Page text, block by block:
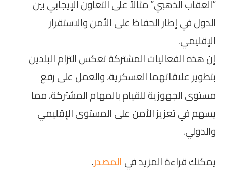
“العقاب الذهبي” مثالاً على التعاون الإيجابي بين
الدول في إطار الحفاظ على الأمن والاستقرار
الإقليمي.
إن هذه الفعاليات المشتركة تعكس التزام البلدين
بتطوير علاقاتهما العسكرية، والعمل على رفع
مستوى الجهوزية للقيام بالمهام المشتركة، مما
يسهم في تعزيز الأمن على المستوى الإقليمي
والدولي.
يمكنك قراءة المزيد فيالمصدر.